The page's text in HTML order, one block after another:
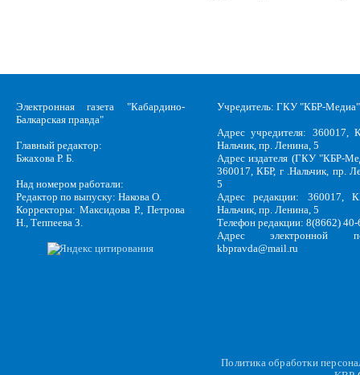
Электронная газета "Кабардино-
Балкарская правда"
Главный редактор:
Бжахова Р. Б.
Над номером работали:
Редактор по выпуску: Накова О.
Корректоры: Максидова Р., Петрова
Н., Теппеева З.
Учредитель: ГКУ "КБР-Медиа"
Адрес учредителя: 360017,
Нальчик, пр. Ленина, 5
Адрес издателя (ГКУ "КБР-
360017, КБР, г .Нальчик, пр.
5
Адрес редакции: 360017,
Нальчик, пр. Ленина, 5
Телефон редакции: 8(8662)
Адрес электронной
kbpravda@mail.ru
Политика обработки